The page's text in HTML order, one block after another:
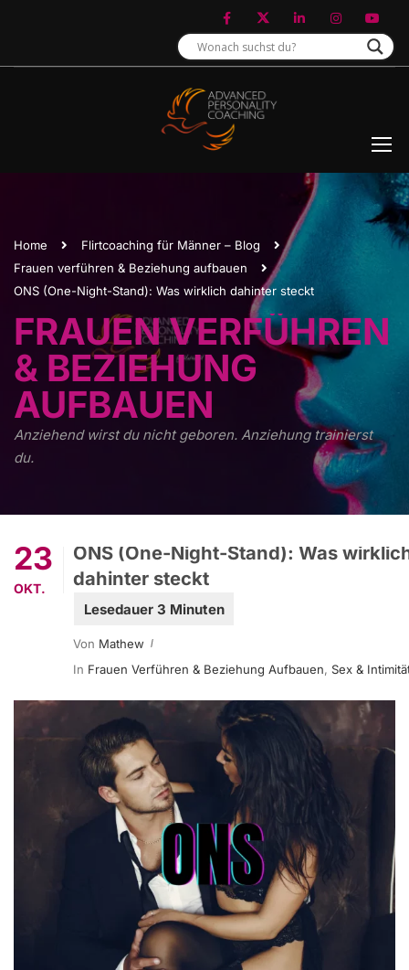
Home
Flirtcoaching für Männer – Blog
Frauen verführen & Beziehung aufbauen
ONS (One-Night-Stand): Was wirklich dahinter steckt
FRAUEN VERFÜHREN
& BEZIEHUNG
AUFBAUEN
Anziehend wirst du nicht geboren. Anziehung trainierst
du.
23
OKT.
ONS (One-Night-Stand): Was
dahinter steckt
Von Mathew
In Frauen Verführen & Beziehung Aufbauen, Sex &